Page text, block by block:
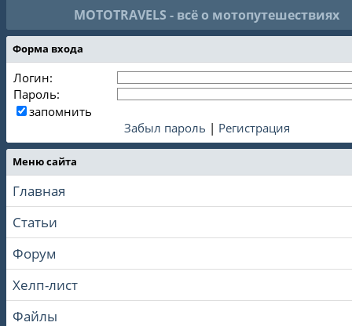
MOTOTRAVELS - всё о мотопутешествиях
Форма входа
Логин:
Пароль:
запомнить
Забыл пароль | Регистрация
Меню сайта
Главная
Статьи
Форум
Хелп-лист
Файлы